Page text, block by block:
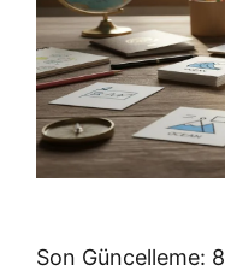
Son Güncelleme: